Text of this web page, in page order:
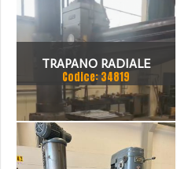
TRAPANO RADIALE
SBRACCIO 3000 MM. FORO
100 MM
Codice: 34819